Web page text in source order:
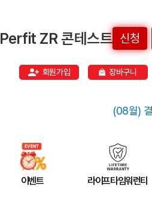
Perfit ZR 콘테스트 신청
회원가입 장바구니
(08월)
이벤트 라이프타임워런티